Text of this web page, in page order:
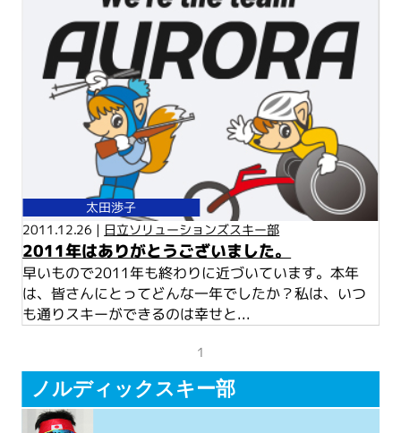
太田渉子
2011.12.26 | 日立ソリューションズスキー部
2011年はありがとうございました。
早いもので2011年も終わりに近づいています。本年
は、皆さんにとってどんな一年でしたか？私は、いつ
も通りスキーができるのは幸せと...
1
ノルディックスキー部